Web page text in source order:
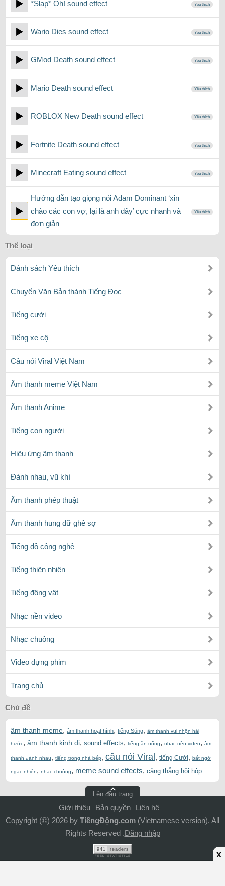
*Slap* Oh! sound effect Yêu thích
Wario Dies sound effect Yêu thích
GMod Death sound effect Yêu thích
Mario Death sound effect Yêu thích
ROBLOX New Death sound effect Yêu thích
Fortnite Death sound effect Yêu thích
Minecraft Eating sound effect Yêu thích
Hướng dẫn tạo giọng nói Adam Dominant ‘xin
chào các con vợ, lại là anh đây’ cực nhanh và
đơn giản
Yêu thích
Thể loại
Dánh sách Yêu thích
Chuyển Văn Bản thành Tiếng Đọc
Tiếng cười
Tiếng xe cộ
Câu nói Viral Việt Nam
Âm thanh meme Việt Nam
Âm thanh Anime
Tiếng con người
Hiệu ứng âm thanh
Đánh nhau, vũ khí
Âm thanh phép thuật
Âm thanh hung dữ ghê sợ
Tiếng đồ công nghệ
Tiếng thiên nhiên
Tiếng động vật
Nhạc nền video
Nhạc chuông
Video dựng phim
Trang chủ
Chủ đề
âm thanh meme, âm thanh hoạt hình, tiếng Súng, âm thanh vui nhộn hài
hước, âm thanh kinh dị, sound effects, tiếng ăn uống, nhạc nền video, âm
thanh đánh nhau, tiếng trong nhà bếp, câu nói Viral , tiếng Cười, bất ngờ
ngạc nhiên, nhạc chuông, meme sound effects, căng thẳng hồi hộp
Lên đầu trang
Giới thiệu Bản quyền
Liên hệ
Copyright (©) 2026 by TiếngĐộng.com (Vietnamese version). All
Rights Reserved .Đăng nhập
941 readers
FEED STATISTICS x